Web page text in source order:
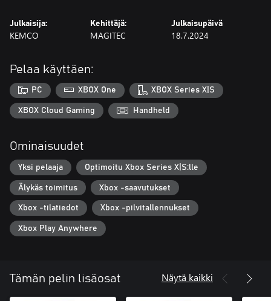
Julkaisija:
KEMCO
Kehittäjä:
MAGITEC
Julkaisupäivä
18.7.2024
Pelaa käyttäen:
PC XBOX One XBOX Series X|S
XBOX Cloud Gaming Handheld
Ominaisuudet
Yksi pelaaja Optimoitu Xbox Series X|S:lle
Älykäs toimitus Xbox -saavutukset
Xbox -tilatiedot Xbox -pilvitallennukset
Xbox Play Anywhere
Tämän pelin lisäosat Näytä kaikki